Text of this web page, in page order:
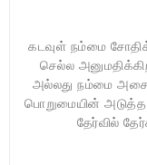
கடவுள் நம்மை
செல்ல
அல்லது நம்மை
பொறுமையின்
தேர்வில்